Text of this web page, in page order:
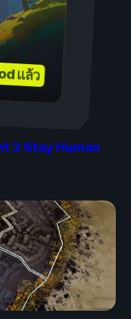
แล้ว
2 Stay Human